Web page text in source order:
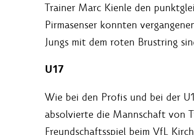
Trainer Marc Kienle den
Pirmasenser konnten
Jungs mit dem roten Brustring
U17
Wie bei den Profis und bei der
absolvierte die Mannschaft von
Freundschaftsspiel beim VfL